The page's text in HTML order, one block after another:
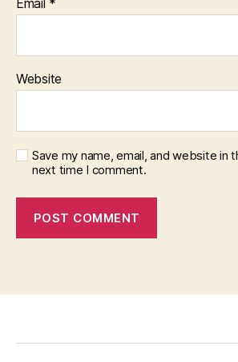
Email *
Website
Save my name, email, and website in
next time I comment.